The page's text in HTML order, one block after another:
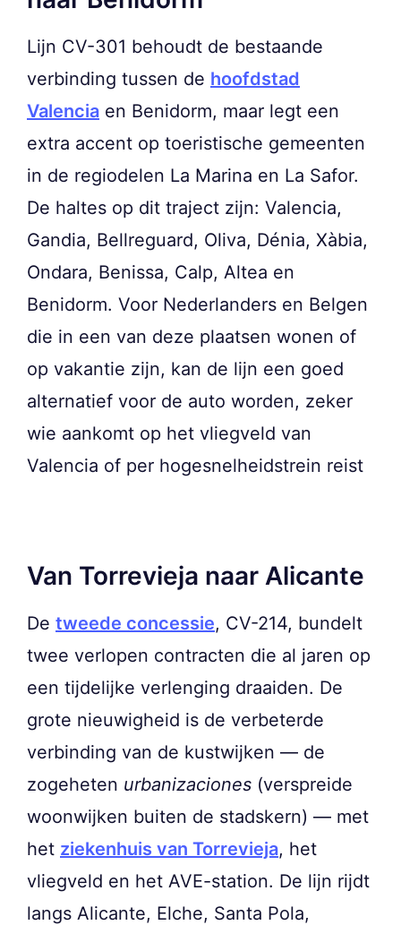
Lijn CV-301 behoudt de bestaande
verbinding tussen de hoofdstad
Valencia en Benidorm, maar legt een
extra accent op toeristische gemeenten
in de regiodelen La Marina en La Safor.
De haltes op dit traject zijn: Valencia,
Gandia, Bellreguard, Oliva, Dénia, Xàbia,
Ondara, Benissa, Calp, Altea en
Benidorm. Voor Nederlanders en Belgen
die in een van deze plaatsen wonen of
op vakantie zijn, kan de lijn een goed
alternatief voor de auto worden, zeker
wie aankomt op het vliegveld van
Valencia of per hogesnelheidstrein reist
Van Torrevieja naar Alicante
De tweede concessie, CV-214, bundelt
twee verlopen contracten die al jaren op
een tijdelijke verlenging draaiden. De
grote nieuwigheid is de verbeterde
verbinding van de kustwijken — de
zogeheten urbanizaciones (verspreide
woonwijken buiten de stadskern) — met
het ziekenhuis van Torrevieja, het
vliegveld en het AVE-station. De lijn rijdt
langs Alicante, Elche, Santa Pola,